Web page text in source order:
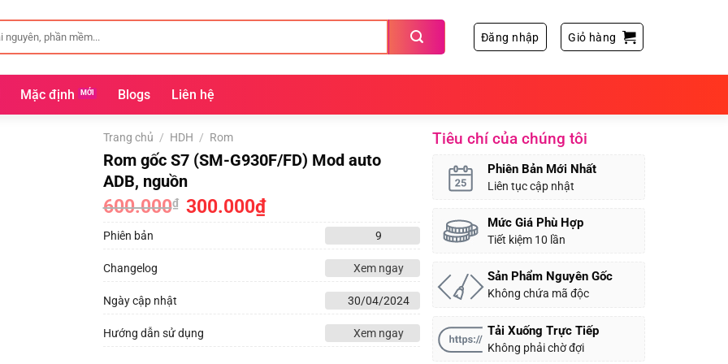
Đăng nhập Giỏ hàng
Mặc định Blogs Liên hệ
Trang chủ / HDH / Rom
Rom gốc S7 (SM-G930F/FD) Mod auto
ADB, nguồn
600.000₫
Giá
gốc
300.000₫Giá
Phiên bản 9
Changelog Xem ngay
Ngày cập nhật 30/04/2024
Hướng dẫn sử dụng Xem ngay
Tiêu chí của chúng tôi
Phiên Bản Mới Nhất
Liên tục cập nhật
Mức Giá Phù Hợp
Tiết kiệm 10 lần
Sản Phẩm Nguyên Gốc
Không chứa mã độc
Tải Xuống Trực Tiếp
Không phải chờ đợi